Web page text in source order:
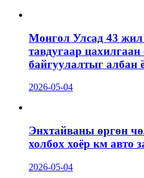
Монгол Улсад 43 жил
тавдугаар
байгуулалтыг албан
2026-05-04
Энхтайваны өргөн
холбох хоёр км авто
2026-05-04